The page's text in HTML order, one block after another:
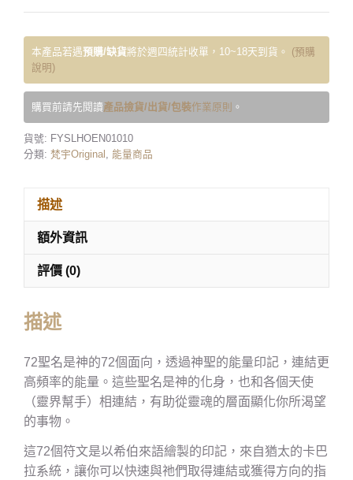
本產品若遇預購/缺貨將於週四統計收單，10~18天到貨。 (預購
說明)
購買前請先閱讀產品撿貨/出貨/包裝作業原則 。
貨號: FYSLHOEN01010
分類: 梵宇Original 能量商品
描述
額外資訊
評價 (0)
描述
72聖名是神的72個面向，透過神聖的能量印記，連結更
高頻率的能量。這些聖名是神的化身，也和各個天使
（靈界幫手）相連結，有助從靈魂的層面顯化你所渴望
的事物。
這72個符文是以希伯來語繪製的印記，來自猶太的卡巴
拉系統，讓你可以快速與祂們取得連結或獲得方向的指